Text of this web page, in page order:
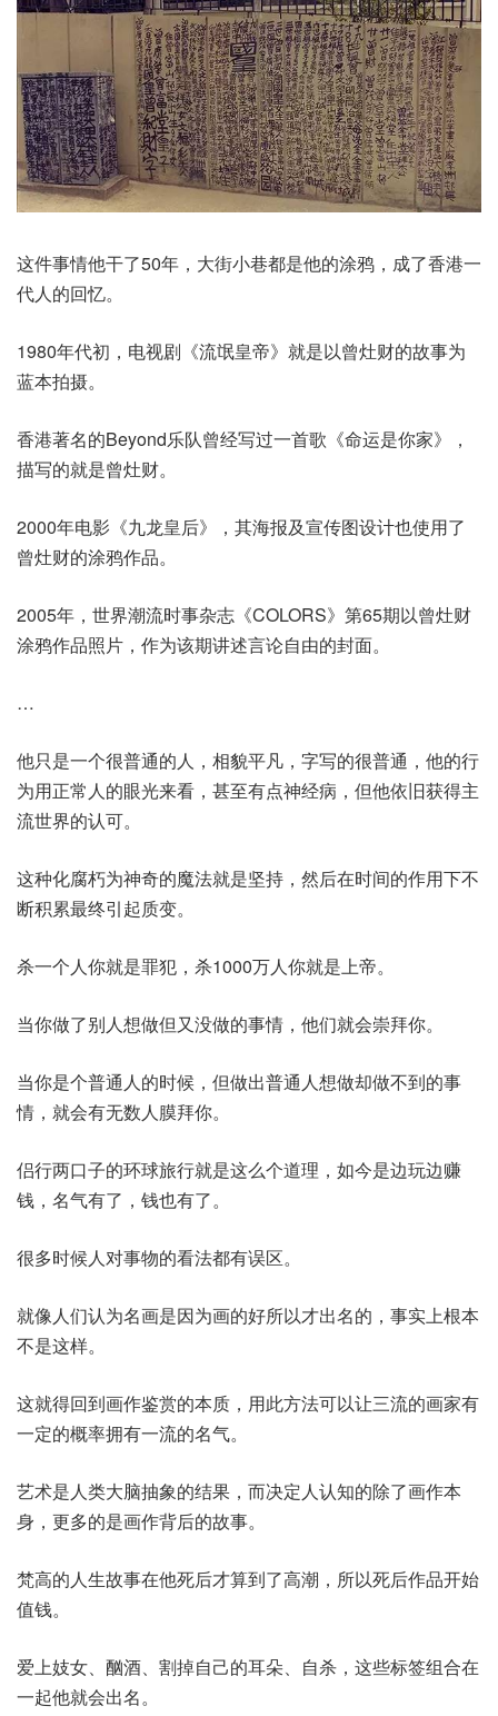
这件事情他干了50年，大街小巷都是他的涂鸦，成了香港一
代人的回忆。
1980年代初，电视剧《流氓皇帝》就是以曾灶财的故事为
蓝本拍摄。
香港著名的Beyond乐队曾经写过一首歌《命运是你家》，
描写的就是曾灶财。
2000年电影《九龙皇后》，其海报及宣传图设计也使用了
曾灶财的涂鸦作品。
2005年，世界潮流时事杂志《COLORS》第65期以曾灶财
涂鸦作品照片，作为该期讲述言论自由的封面。
…
他只是一个很普通的人，相貌平凡，字写的很普通，他的行
为用正常人的眼光来看，甚至有点神经病，但他依旧获得主
流世界的认可。
这种化腐朽为神奇的魔法就是坚持，然后在时间的作用下不
断积累最终引起质变。
杀一个人你就是罪犯，杀1000万人你就是上帝。
当你做了别人想做但又没做的事情，他们就会崇拜你。
当你是个普通人的时候，但做出普通人想做却做不到的事
情，就会有无数人膜拜你。
侣行两口子的环球旅行就是这么个道理，如今是边玩边赚
钱，名气有了，钱也有了。
很多时候人对事物的看法都有误区。
就像人们认为名画是因为画的好所以才出名的，事实上根本
不是这样。
这就得回到画作鉴赏的本质，用此方法可以让三流的画家有
一定的概率拥有一流的名气。
艺术是人类大脑抽象的结果，而决定人认知的除了画作本
身，更多的是画作背后的故事。
梵高的人生故事在他死后才算到了高潮，所以死后作品开始
值钱。
爱上妓女、酗酒、割掉自己的耳朵、自杀，这些标签组合在
一起他就会出名。